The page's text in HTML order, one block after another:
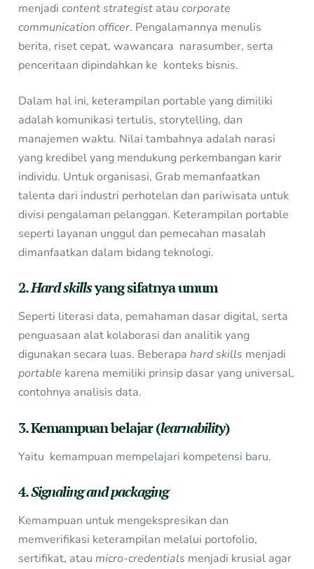
menjadicontent strategist ataucorporate
communication officer. Pengalamannya menulis
berita, riset cepat, wawancara narasumber, serta
penceritaan dipindahkan ke konteks bisnis.
Dalam hal ini, keterampilan portable yang dimiliki
adalah komunikasi tertulis, storytelling, dan
manajemen waktu. Nilai tambahnya adalah narasi
yang kredibel yang mendukung perkembangan karir
individu. Untuk organisasi, Grab memanfaatkan
talenta dari industri perhotelan dan pariwisata untuk
divisi pengalaman pelanggan. Keterampilan portable
seperti layanan unggul dan pemecahan masalah
dimanfaatkan dalam bidang teknologi.
2.Hard skillsyang sifatnya umum
Seperti literasi data, pemahaman dasar digital, serta
penguasaan alat kolaborasi dan analitik yang
digunakan secara luas. Beberapahard skills menjadi
portable karena memiliki prinsip dasar yang universal,
contohnya analisis data.
3. Kemampuan belajar (learnability)
Yaitu kemampuan mempelajari kompetensi baru.
4.Signaling and packaging
Kemampuan untuk mengekspresikan dan
memverifikasi keterampilan melalui portofolio,
sertifikat, ataumicro-credentials menjadi krusial agar